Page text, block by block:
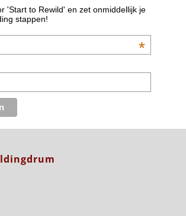
'Start to Rewild' en zet onmiddellijk je
stappen!
*